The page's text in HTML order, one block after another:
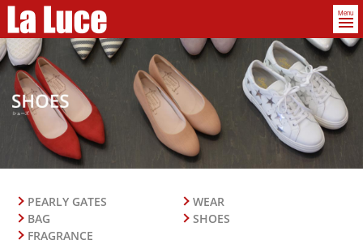
Menu
PEARLY GATES
WEAR
BAG
SHOES
FRAGRANCE